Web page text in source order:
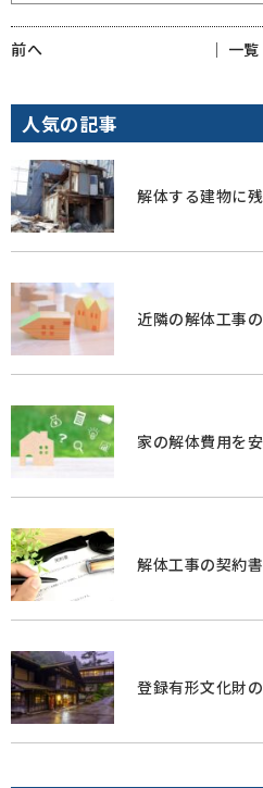
前へ │ 一覧
人気の記事
解体する建物に
近隣の解体工事
家の解体費用を
解体工事の契約
登録有形文化財